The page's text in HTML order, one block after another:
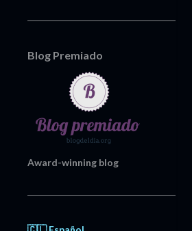
Blog Premiado
Award-winning blog